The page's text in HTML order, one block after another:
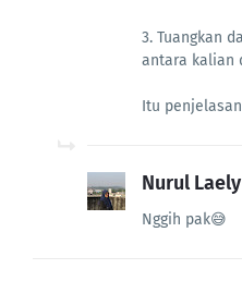
3. Tuangkan
antara kalian
Itu
Nurul Laely
Nggih pak😅